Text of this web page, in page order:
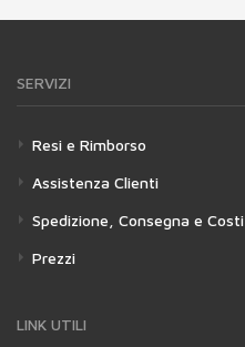
SERVIZI
Resi e Rimborso
Assistenza Clienti
Spedizione, Consegna e Costi
Prezzi
LINK UTILI